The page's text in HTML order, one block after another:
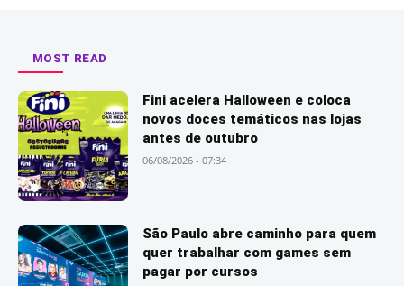
MOST READ
Fini acelera Halloween e coloca
novos doces temáticos nas lojas
antes de outubro
06/08/2026 - 07:34
São Paulo abre caminho para quem
quer trabalhar com games sem
pagar por cursos